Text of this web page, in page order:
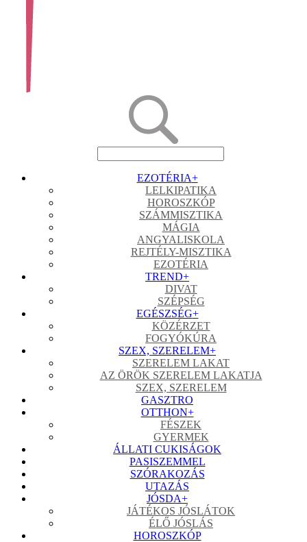
EZOTÉRIA+
LELKIPATIKA
HOROSZKÓP
SZÁMMISZTIKA
MÁGIA
ANGYALISKOLA
REJTÉLY-MISZTIKA
EZOTÉRIA
TREND+
DIVAT
SZÉPSÉG
EGÉSZSÉG+
KÖZÉRZET
FOGYÓKÚRA
SZEX, SZERELEM+
SZERELEM LAKAT
AZ ÖRÖK SZERELEM LAKATJA
SZEX, SZERELEM
GASZTRO
OTTHON+
FÉSZEK
GYERMEK
ÁLLATI CUKISÁGOK
PASISZEMMEL
SZÓRAKOZÁS
UTAZÁS
JÓSDA+
JÁTÉKOS JÓSLÁTOK
ÉLŐ JÓSLÁS
HOROSZKÓP